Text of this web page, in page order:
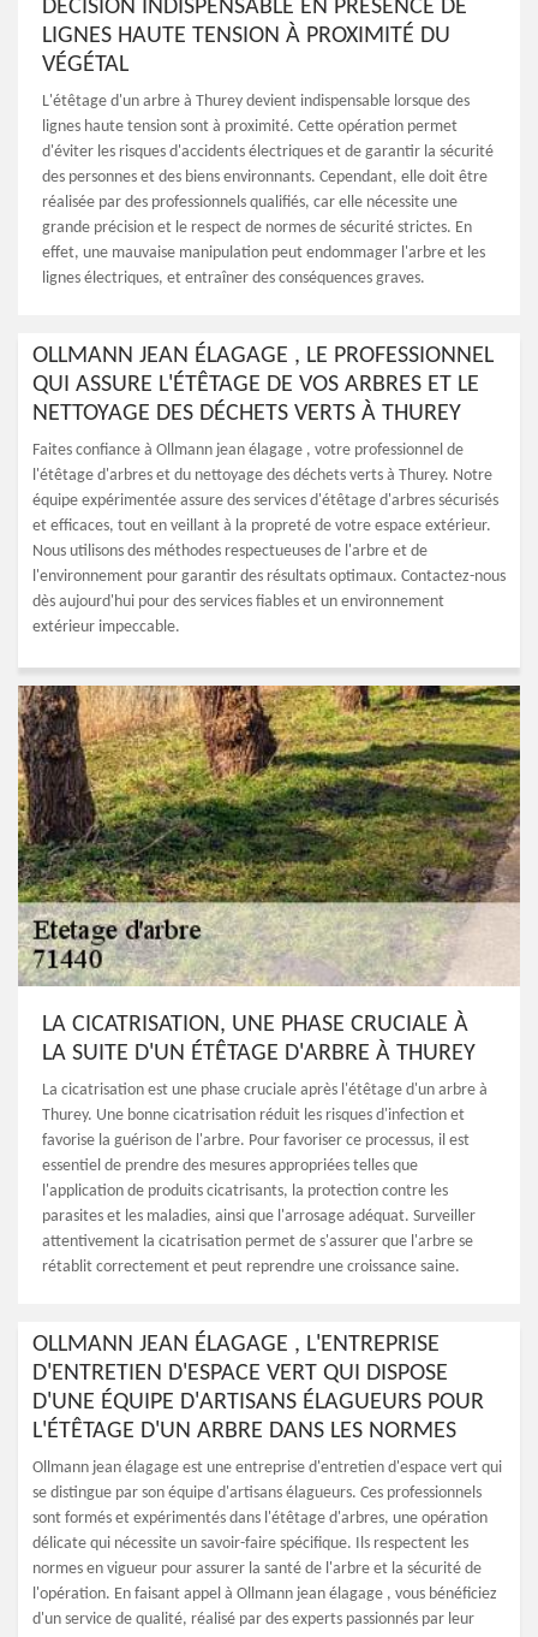
DÉCISION INDISPENSABLE EN PRÉSENCE DE
LIGNES HAUTE TENSION À PROXIMITÉ DU
VÉGÉTAL
L'étêtage d'un arbre à Thurey devient indispensable lorsque des
lignes haute tension sont à proximité. Cette opération permet
d'éviter les risques d'accidents électriques et de garantir la sécurité
des personnes et des biens environnants. Cependant, elle doit être
réalisée par des professionnels qualifiés, car elle nécessite une
grande précision et le respect de normes de sécurité strictes. En
effet, une mauvaise manipulation peut endommager l'arbre et les
lignes électriques, et entraîner des conséquences graves.
OLLMANN JEAN ÉLAGAGE , LE PROFESSIONNEL
QUI ASSURE L'ÉTÊTAGE DE VOS ARBRES ET LE
NETTOYAGE DES DÉCHETS VERTS À THUREY
Faites confiance à Ollmann jean élagage , votre professionnel de
l'étêtage d'arbres et du nettoyage des déchets verts à Thurey. Notre
équipe expérimentée assure des services d'étêtage d'arbres sécurisés
et efficaces, tout en veillant à la propreté de votre espace extérieur.
Nous utilisons des méthodes respectueuses de l'arbre et de
l'environnement pour garantir des résultats optimaux. Contactez-nous
dès aujourd'hui pour des services fiables et un environnement
extérieur impeccable.
LA CICATRISATION, UNE PHASE CRUCIALE À
LA SUITE D'UN ÉTÊTAGE D'ARBRE À THUREY
La cicatrisation est une phase cruciale après l'étêtage d'un arbre à
Thurey. Une bonne cicatrisation réduit les risques d'infection et
favorise la guérison de l'arbre. Pour favoriser ce processus, il est
essentiel de prendre des mesures appropriées telles que
l'application de produits cicatrisants, la protection contre les
parasites et les maladies, ainsi que l'arrosage adéquat. Surveiller
attentivement la cicatrisation permet de s'assurer que l'arbre se
rétablit correctement et peut reprendre une croissance saine.
OLLMANN JEAN ÉLAGAGE , L'ENTREPRISE
D'ENTRETIEN D'ESPACE VERT QUI DISPOSE
D'UNE ÉQUIPE D'ARTISANS ÉLAGUEURS POUR
L'ÉTÊTAGE D'UN ARBRE DANS LES NORMES
Ollmann jean élagage est une entreprise d'entretien d'espace vert qui
se distingue par son équipe d'artisans élagueurs. Ces professionnels
sont formés et expérimentés dans l'étêtage d'arbres, une opération
délicate qui nécessite un savoir-faire spécifique. Ils respectent les
normes en vigueur pour assurer la santé de l'arbre et la sécurité de
l'opération. En faisant appel à Ollmann jean élagage , vous bénéficiez
d'un service de qualité, réalisé par des experts passionnés par leur